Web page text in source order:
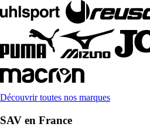
Découvrir toutes nos marques
SAV en France